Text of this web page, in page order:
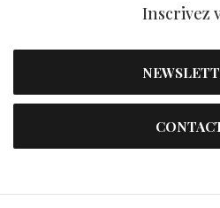
Inscrivez